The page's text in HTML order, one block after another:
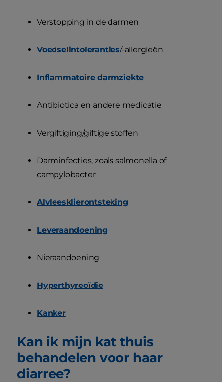
Verstopping in de darmen
Voedselintoleranties/-allergieën
Inflammatoire darmziekte
Antibiotica en andere medicatie
Vergiftiging/giftige stoffen
Darminfecties, zoals salmonella of
campylobacter
Alvleesklierontsteking
Leveraandoening
Nieraandoening
Hyperthyreoïdie
Kanker
Kan ik mijn kat thuis
behandelen voor haar
diarree?